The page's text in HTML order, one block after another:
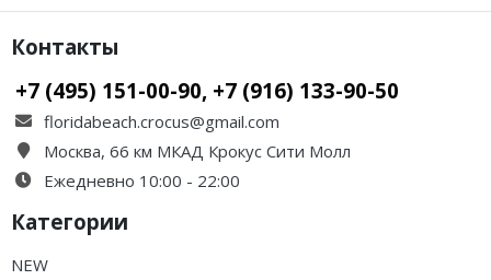
Контакты
+7 (495) 151-00-90, +7 (916) 133-90-50
floridabeach.crocus@gmail.com
Москва, 66 км МКАД Крокус Сити Молл
Ежедневно 10:00 - 22:00
Категории
NEW